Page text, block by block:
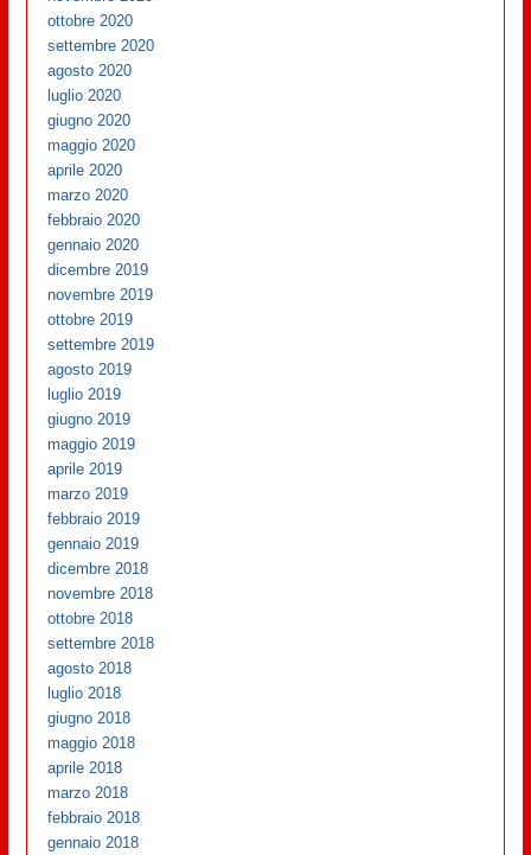
ottobre 2020
settembre 2020
agosto 2020
luglio 2020
giugno 2020
maggio 2020
aprile 2020
marzo 2020
febbraio 2020
gennaio 2020
dicembre 2019
novembre 2019
ottobre 2019
settembre 2019
agosto 2019
luglio 2019
giugno 2019
maggio 2019
aprile 2019
marzo 2019
febbraio 2019
gennaio 2019
dicembre 2018
novembre 2018
ottobre 2018
settembre 2018
agosto 2018
luglio 2018
giugno 2018
maggio 2018
aprile 2018
marzo 2018
febbraio 2018
gennaio 2018